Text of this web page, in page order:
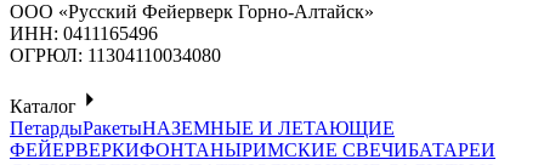
ООО «Русский Фейерверк Горно-Алтайск»
ИНН: 0411165496
ОГРЮЛ: 11304110034080
Каталог
ПетардыРакетыНАЗЕМНЫЕ И ЛЕТАЮЩИЕ
ФЕЙЕРВЕРКИФОНТАНЫРИМСКИЕ СВЕЧИБАТАРЕИ